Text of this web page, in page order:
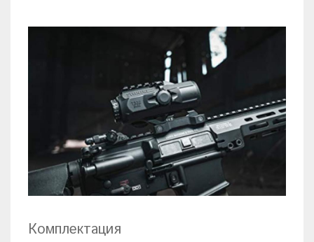
Комплектация